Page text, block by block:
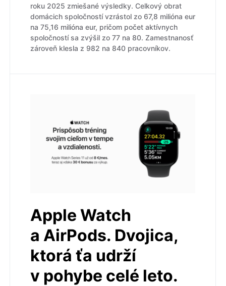
roku 2025 zmiešané výsledky. Celkový obrat
domácich spoločností vzrástol zo 67,8 milióna eur
na 75,16 milióna eur, pričom počet aktívnych
spoločností sa zvýšil zo 77 na 80. Zamestnanosť
zároveň klesla z 982 na 840 pracovníkov.
Apple Watch
a AirPods. Dvojica,
ktorá ťa udrží
v pohybe celé leto.